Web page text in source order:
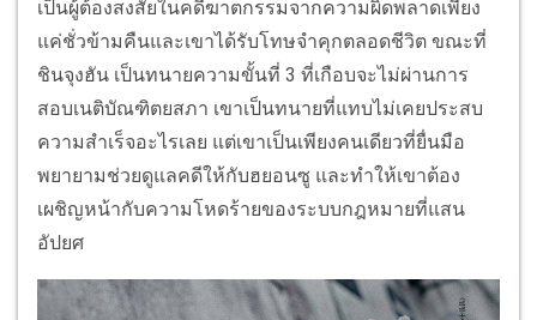
เป็นผู้ต้องสงสัยในคดีฆาตกรรมจากความผิดพลาดเพียง
แค่ชั่วข้ามคืนและเขาได้รับโทษจำคุกตลอดชีวิต ขณะที่
ชินจุงฮัน เป็นทนายความขั้นที่ 3 ที่เกือบจะไม่ผ่านการ
สอบเนติบัณฑิตยสภา เขาเป็นทนายที่แทบไม่เคยประสบ
ความสำเร็จอะไรเลย แต่เขาเป็นเพียงคนเดียวที่ยื่นมือ
พยายามช่วยดูแลคดีให้กับฮยอนซู และทำให้เขาต้อง
เผชิญหน้ากับความโหดร้ายของระบบกฎหมายที่แสน
อัปยศ